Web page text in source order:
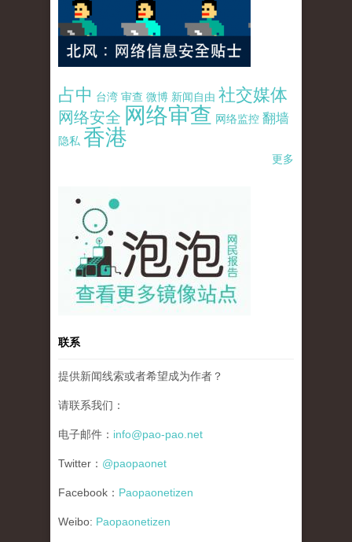
占中 台湾 审查 微博 新闻自由 社交媒体
网络安全 网络审查 网络监控 翻墙
隐私 香港
更多
pao-pao-banner-mirror-site-120814.jpg
联系
提供新闻线索或者希望成为作者？
请联系我们：
电子邮件： info@pao-pao.net
Twitter： @paopaonet
Facebook： Paopaonetizen
Weibo: Paopaonetizen